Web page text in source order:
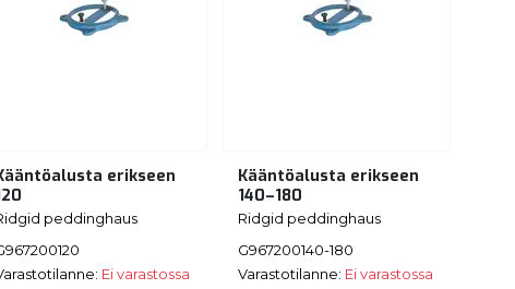
erikseen
peddinghaus
Ei varastossa
Kääntöalusta erikseen
140–180
Ridgid peddinghaus
G967200140-180
Varastotilanne: Ei varastossa